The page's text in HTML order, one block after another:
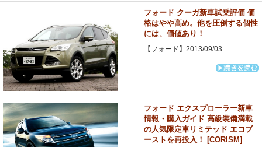
フォード クーガ新車試乗評価 価
格はやや高め。他を圧倒する個性
には、価値あり！
【フォード】2013/09/03
フォード エクスプローラー新車
情報・購入ガイド 高級装備満載
の人気限定車リミテッド エコブ
ーストを再投入！ [CORISM]